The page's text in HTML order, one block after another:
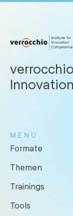
MENU
Formate
Themen
Trainings
Tools